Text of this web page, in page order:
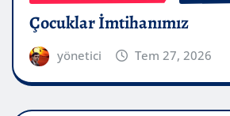
Çocuklar İmtihanımız
yönetici Tem 27, 2026